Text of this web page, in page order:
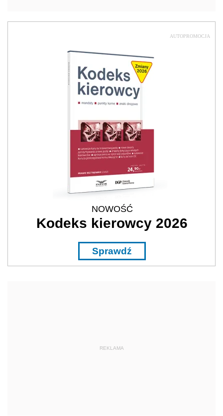
AUTOPROMOCJA
NOWOŚĆ
Kodeks kierowcy 2026
Sprawdź
REKLAMA